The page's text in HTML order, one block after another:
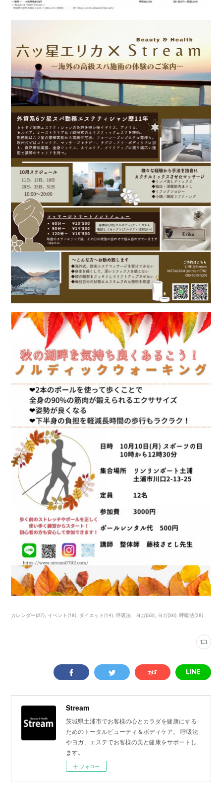
カレンダー(27) イベント(18) ダイエット(14) 呼吸法、ヨガ(53) ヨガ(36) 呼吸法(38)
Stream
茨城県土浦市でお客様の心とカラダを健康にする
ためのトータルビューティ＆ボディケア。 呼吸法
やヨガ、エステでお客様の美と健康をサポートし
ます。
フォロー